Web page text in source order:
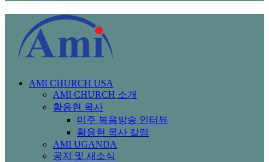
AMI CHURCH USA
AMI CHURCH 소개
황용현 목사
미주 복음방송 인터뷰
황용현 목사 칼럼
AMI UGANDA
공지 및 새소식